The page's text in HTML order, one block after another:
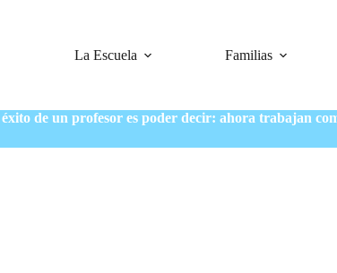
La Escuela
Familias
de un profesor es poder decir: ahora trabajan